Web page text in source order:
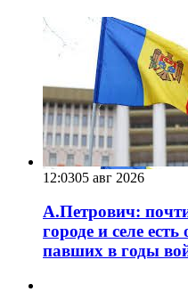
12:0305 авг 2026
А.Петрович:
городе и селе
павших в годы